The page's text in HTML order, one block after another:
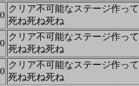
クリア不可能なステージ作っ
死ね死ね死ね
クリア不可能なステージ作っ
死ね死ね死ね
クリア不可能なステージ作っ
死ね死ね死ね